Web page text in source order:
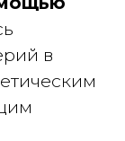
в